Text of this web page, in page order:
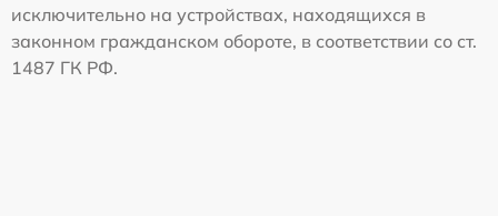
исключительно на устройствах, находящихся в
законном гражданском обороте, в соответствии со ст.
1487 ГК РФ.